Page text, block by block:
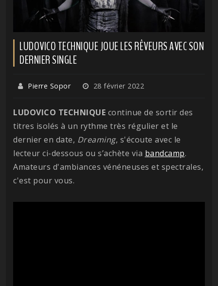
LUDOVICO TECHNIQUE JOUE LES RÊVEURS AVEC SON
DERNIER SINGLE
Pierre Sopor 28 février 2022
LUDOVICO TECHNIQUE continue de sortir des
titres isolés à un rythme très régulier et le
dernier en date, Dreaming, s'écoute avec le
lecteur ci-dessous ou s’achète via bandcamp.
Amateurs d'ambiances vénéneuses et spectrales,
c'est pour vous.